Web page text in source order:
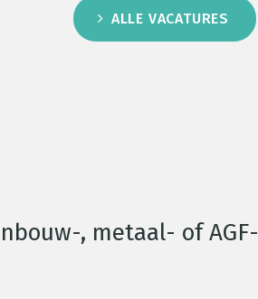
ALLE VACATURES
, metaal- of AGF-